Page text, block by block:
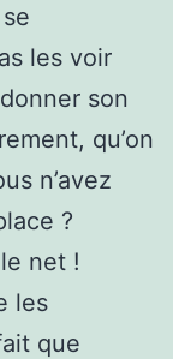
les voir
son
qu’on
n’avez
?
net !
les
que